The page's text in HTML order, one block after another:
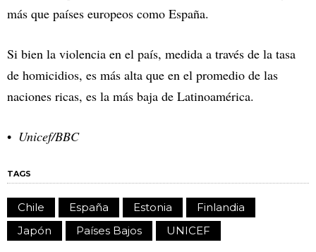
más que países europeos como España.
Si bien la violencia en el país, medida a través de la tasa
de homicidios, es más alta que en el promedio de las
naciones ricas, es la más baja de Latinoamérica.
Unicef/BBC
TAGS
Chile España Estonia
Finlandia
Japón
Países Bajos UNICEF